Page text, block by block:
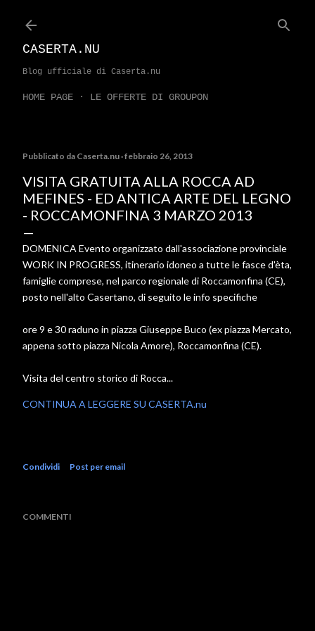
CASERTA.NU
Blog ufficiale di Caserta.nu
HOME PAGE LE OFFERTE DI GROUPON
Pubblicato da Caserta.nu febbraio 26, 2013
VISITA GRATUITA ALLA ROCCA AD
MEFINES - ED ANTICA ARTE DEL LEGNO
- ROCCAMONFINA 3 MARZO 2013
DOMENICA Evento organizzato dall'associazione provinciale
WORK IN PROGRESS, itinerario idoneo a tutte le fasce d'èta,
famiglie comprese, nel parco regionale di Roccamonfina (CE),
posto nell'alto Casertano, di seguito le info specifiche
ore 9 e 30 raduno in piazza Giuseppe Buco (ex piazza Mercato,
appena sotto piazza Nicola Amore), Roccamonfina (CE).
Visita del centro storico di Rocca...
CONTINUA A LEGGERE SU CASERTA.nu
Condividi Post per email
COMMENTI